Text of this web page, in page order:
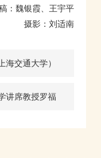
：魏银霞、王宇平
摄影：刘适南
交通大学）
调研暨结业座
讲席教授罗福